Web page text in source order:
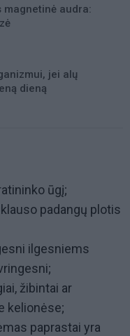
magnetinė audra:
jei alų
dieną
ūgį;
padangų plotis
ilgesniems
žibintai ar
kelionėse;
paprastai yra